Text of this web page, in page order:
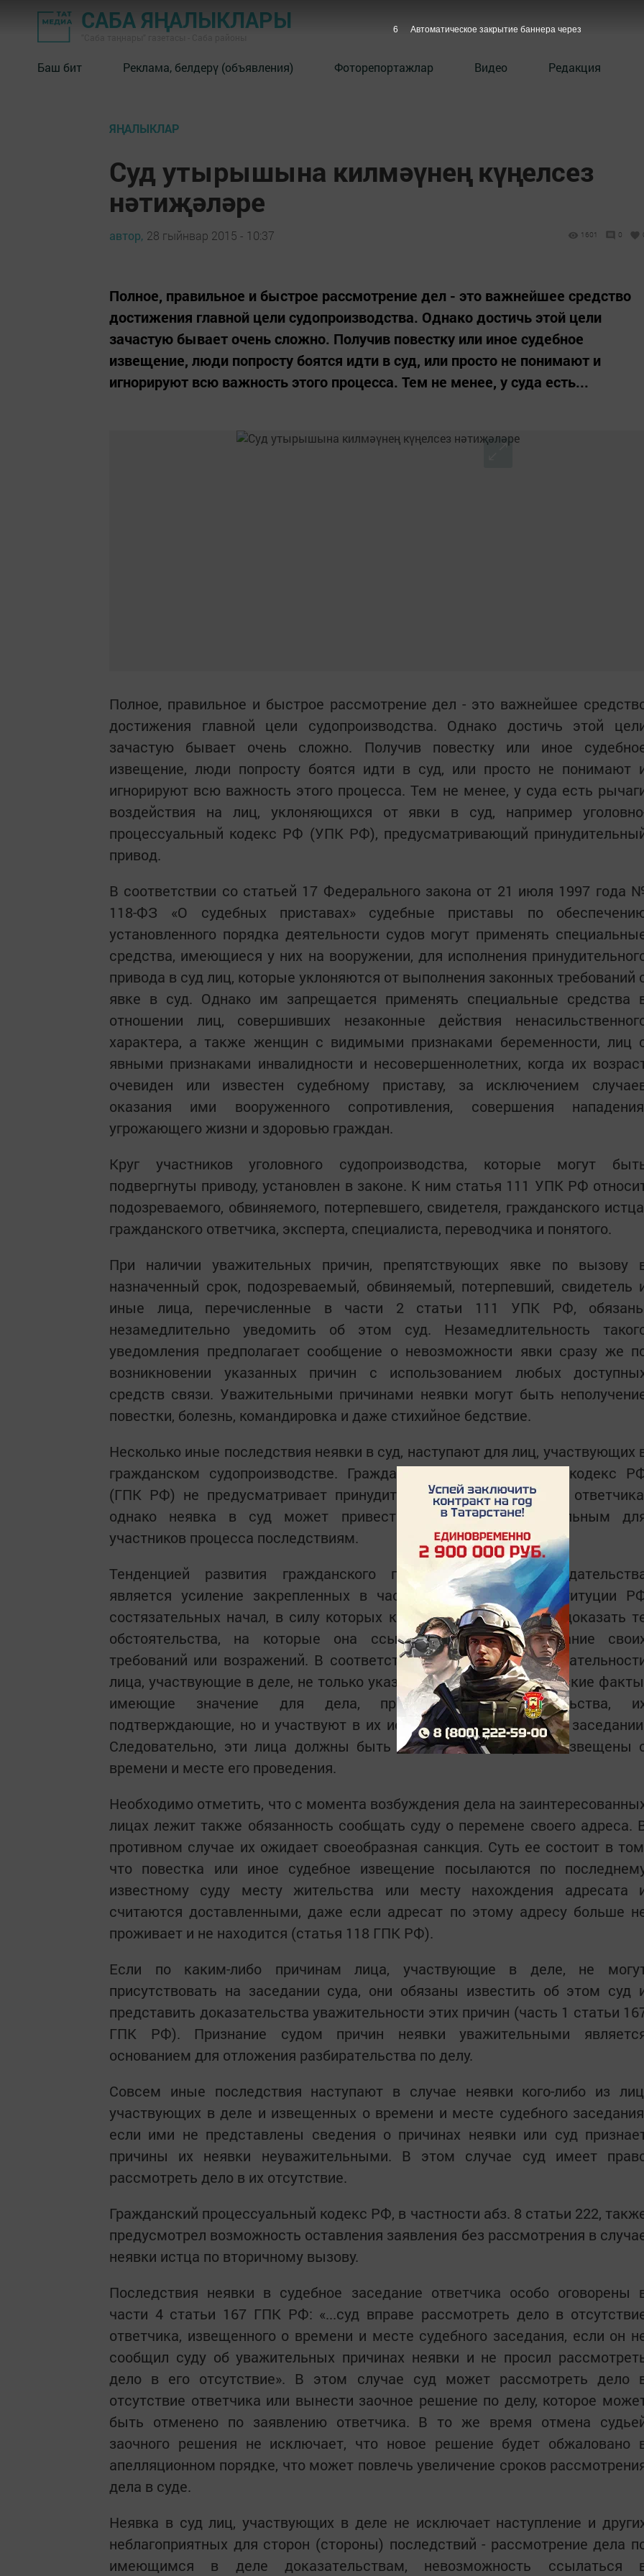
САБА ЯҢАЛЫКЛАРЫ
Баш бит Реклама, белдерү (объявления) Фоторепортажлар Видео Редакция
ЯҢАЛЫКЛАР
Суд утырышына килмәүнең күңелсез
нәтиҗәләре
автор, 28 гыйнвар 2015 - 10:37 1601 0
Полное, правильное и быстрое рассмотрение дел - это важнейшее средство
достижения главной цели судопроизводства. Однако достичь этой цели
зачастую бывает очень сложно. Получив повестку или иное судебное
извещение, люди попросту боятся идти в суд, или просто не понимают и
игнорируют всю важность этого процесса. Тем не менее, у суда есть...
Полное, правильное и быстрое рассмотрение дел - это важнейшее
достижения главной цели судопроизводства. Однако достичь этой
зачастую бывает очень сложно. Получив повестку или иное
извещение, люди попросту боятся идти в суд, или просто не понимают
игнорируют всю важность этого процесса. Тем не менее, у суда есть
воздействия на лиц, уклоняющихся от явки в суд, например
процессуальный кодекс РФ (УПК РФ), предусматривающий
привод.
В соответствии со статьей 17 Федерального закона от 21 июля 1997 года
118-ФЗ «О судебных приставах» судебные приставы по
установленного порядка деятельности судов могут применять
средства, имеющиеся у них на вооружении, для исполнения
привода в суд лиц, которые уклоняются от выполнения законных требований
явке в суд. Однако им запрещается применять специальные средства
отношении лиц, совершивших незаконные действия
характера, а также женщин с видимыми признаками беременности, лиц
явными признаками инвалидности и несовершеннолетних, когда их
очевиден или известен судебному приставу, за исключением
оказания ими вооруженного сопротивления, совершения
угрожающего жизни и здоровью граждан.
Круг участников уголовного судопроизводства, которые могут
подвергнуты приводу, установлен в законе. К ним статья 111 УПК РФ
подозреваемого, обвиняемого, потерпевшего, свидетеля, гражданского
гражданского ответчика, эксперта, специалиста, переводчика и понятого.
При наличии уважительных причин, препятствующих явке по вызову
назначенный срок, подозреваемый, обвиняемый, потерпевший, свидетель
иные лица, перечисленные в части 2 статьи 111 УПК РФ,
незамедлительно уведомить об этом суд. Незамедлительность
уведомления предполагает сообщение о невозможности явки сразу же
возникновении указанных причин с использованием любых
средств связи. Уважительными причинами неявки могут быть
повестки, болезнь, командировка и даже стихийное бедствие.
Несколько иные последствия неявки в суд, наступают для лиц, участвующих
гражданском судопроизводстве. Гражданский процессуальный кодекс
(ГПК РФ) не предусматривает принудительный привод истца и
однако неявка в суд может привести к весьма нежелательным
участников процесса последствиям.
Тенденцией развития гражданского процессуального
является усиление закрепленных в части 3 статьи 123 Конституции
состязательных начал, в силу которых каждая сторона должна доказать
обстоятельства, на которые она ссылается как на основание
требований или возражений. В соответствии с принципом
лица, участвующие в деле, не только указывают суду на юридические
имеющие значение для дела, представляют доказательства,
подтверждающие, но и участвуют в их исследовании в судебном
Следовательно, эти лица должны быть надлежащим образом извещены
времени и месте его проведения.
Необходимо отметить, что с момента возбуждения дела на
лицах лежит также обязанность сообщать суду о перемене своего адреса.
противном случае их ожидает своеобразная санкция. Суть ее состоит в
что повестка или иное судебное извещение посылаются по
известному суду месту жительства или месту нахождения адресата
считаются доставленными, даже если адресат по этому адресу больше
проживает и не находится (статья 118 ГПК РФ).
Если по каким-либо причинам лица, участвующие в деле, не
присутствовать на заседании суда, они обязаны известить об этом суд
представить доказательства уважительности этих причин (часть 1 статьи
ГПК РФ). Признание судом причин неявки уважительными
основанием для отложения разбирательства по делу.
Совсем иные последствия наступают в случае неявки кого-либо из
участвующих в деле и извещенных о времени и месте судебного
если ими не представлены сведения о причинах неявки или суд
причины их неявки неуважительными. В этом случае суд имеет
рассмотреть дело в их отсутствие.
Гражданский процессуальный кодекс РФ, в частности абз. 8 статьи 222,
предусмотрел возможность оставления заявления без рассмотрения в
неявки истца по вторичному вызову.
Последствия неявки в судебное заседание ответчика особо оговорены
части 4 статьи 167 ГПК РФ: «...суд вправе рассмотреть дело в
ответчика, извещенного о времени и месте судебного заседания, если он
сообщил суду об уважительных причинах неявки и не просил
дело в его отсутствие». В этом случае суд может рассмотреть дело
отсутствие ответчика или вынести заочное решение по делу, которое
быть отменено по заявлению ответчика. В то же время отмена
заочного решения не исключает, что новое решение будет обжаловано
апелляционном порядке, что может повлечь увеличение сроков
дела в суде.
Неявка в суд лиц, участвующих в деле не исключает наступление и
неблагоприятных для сторон (стороны) последствий - рассмотрение дела
имеющимся в деле доказательствам, невозможность ссылаться
5 Автоматическое закрытие баннера через